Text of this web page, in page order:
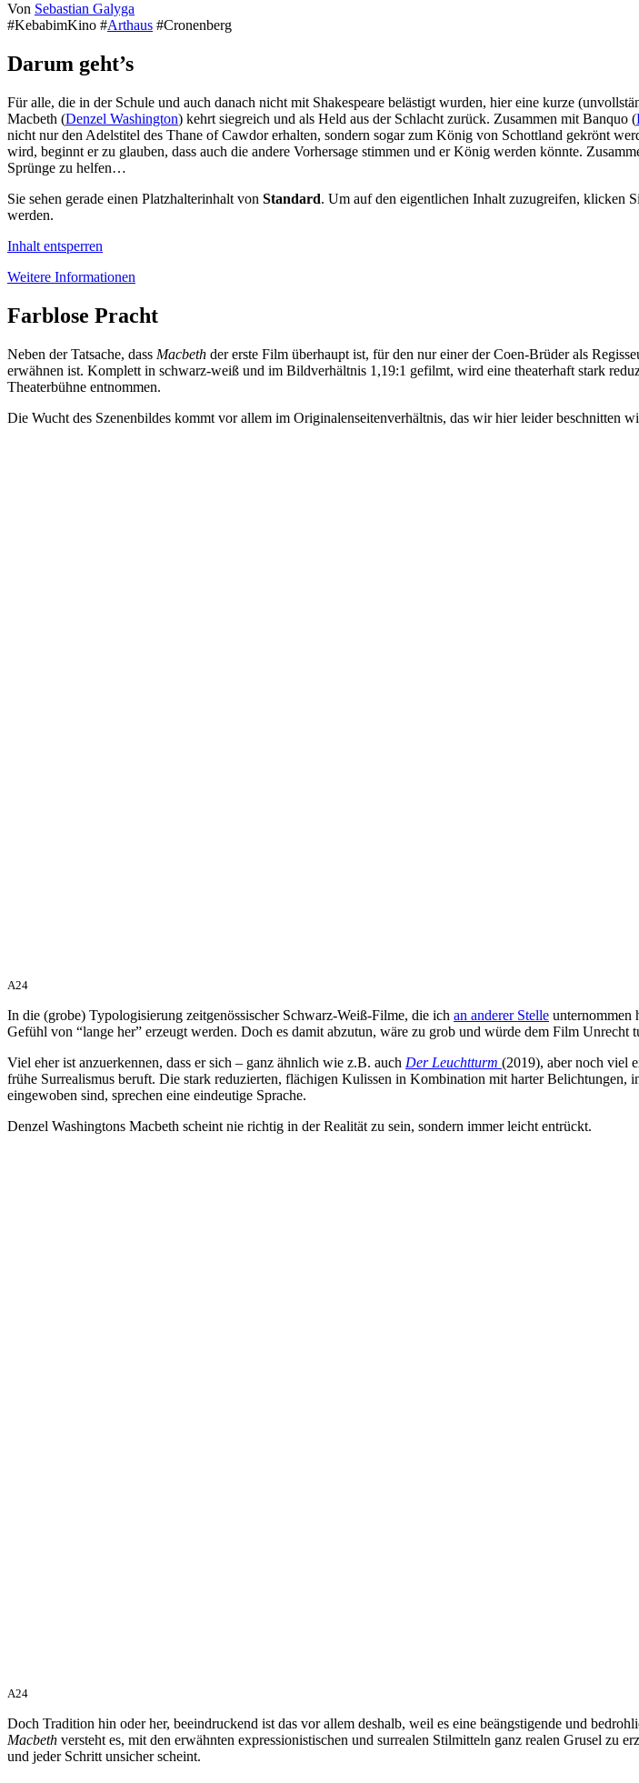
Von Sebastian Galyga
#KebabimKino #Arthaus #Cronenberg
Darum geht’s
Für alle, die in der Schule und auch danach nicht mit Shakespeare belästigt wurden, hier eine kurze
Macbeth (Denzel Washington) kehrt siegreich und als Held aus der Schlacht zurück. Zusammen mit Banquo (
nicht nur den Adelstitel des Thane of Cawdor erhalten, sondern sogar zum König von Schottland gekrönt
wird, beginnt er zu glauben, dass auch die andere Vorhersage stimmen und er König werden könnte.
Sprünge zu helfen…
Sie sehen gerade einen Platzhalterinhalt von Standard. Um auf den eigentlichen Inhalt zuzugreifen, klicken
werden.
Inhalt entsperren
Weitere Informationen
Farblose Pracht
Neben der Tatsache, dass Macbeth der erste Film überhaupt ist, für den nur einer der Coen-Brüder als
erwähnen ist. Komplett in schwarz-weiß und im Bildverhältnis 1,19:1 gefilmt, wird eine theaterhaft stark
Theaterbühne entnommen.
Die Wucht des Szenenbildes kommt vor allem im Originalenseitenverhältnis, das wir hier leider beschnitten
A24
In die (grobe) Typologisierung zeitgenössischer Schwarz-Weiß-Filme, die ich an anderer Stelle unternommen
Gefühl von “lange her” erzeugt werden. Doch es damit abzutun, wäre zu grob und würde dem Film Unrecht
Viel eher ist anzuerkennen, dass er sich – ganz ähnlich wie z.B. auch Der Leuchtturm (2019), aber noch viel
frühe Surrealismus beruft. Die stark reduzierten, flächigen Kulissen in Kombination mit harter
eingewoben sind, sprechen eine eindeutige Sprache.
Denzel Washingtons Macbeth scheint nie richtig in der Realität zu sein, sondern immer leicht entrückt.
A24
Doch Tradition hin oder her, beeindruckend ist das vor allem deshalb, weil es eine beängstigende und
Macbeth versteht es, mit den erwähnten expressionistischen und surrealen Stilmitteln ganz realen Grusel zu
und jeder Schritt unsicher scheint.